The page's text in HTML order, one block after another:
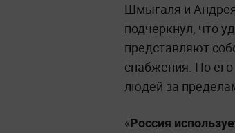
Шмыгаля и
подчеркнул, что
представляют
снабжения. По
людей за
«Россия